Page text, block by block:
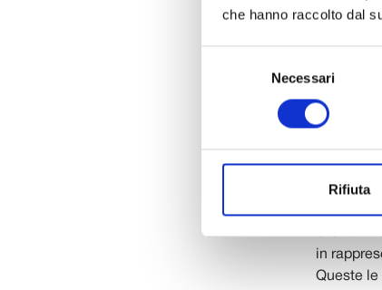
che hanno raccolto dal
Necessari
Rifiuta
Nel corso
di Lucca,
Silva e
di Lucca
di 5 mila
in
Queste